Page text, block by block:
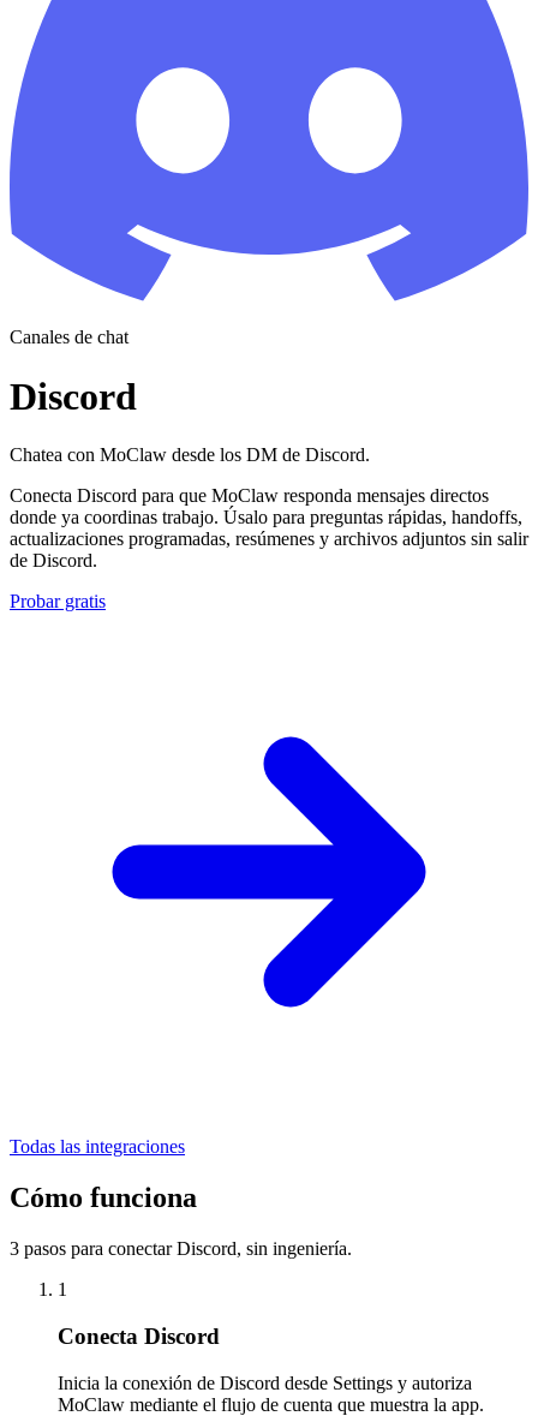
Canales de chat
Discord
Chatea con MoClaw desde los DM de Discord.
Conecta Discord para que MoClaw responda mensajes directos
donde ya coordinas trabajo. Úsalo para preguntas rápidas, handoffs,
actualizaciones programadas, resúmenes y archivos adjuntos sin salir
de Discord.
Probar gratis
Todas las integraciones
Cómo funciona
3 pasos para conectar Discord, sin ingeniería.
1
Conecta Discord
Inicia la conexión de Discord desde Settings y autoriza
MoClaw mediante el flujo de cuenta que muestra la app.